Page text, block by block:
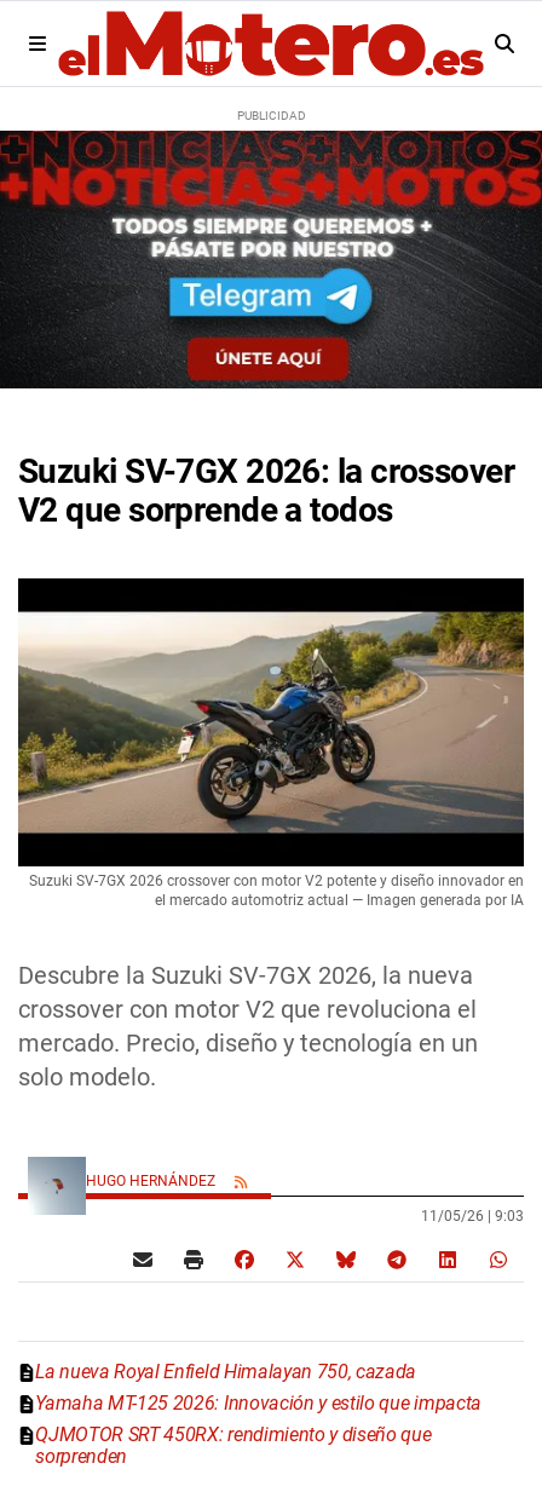
Suzuki SV-7GX 2026: la crossover
V2 que sorprende a todos
Descubre la Suzuki SV-7GX 2026, la nueva
crossover con motor V2 que revoluciona el
mercado. Precio, diseño y tecnología en un
solo modelo.
Suzuki SV-7GX 2026 crossover con motor V2 potente y diseño innovador en
el mercado automotriz actual — Imagen generada por IA
HUGO HERNÁNDEZ
11/05/26 | 9:03
La nueva Royal Enfield Himalayan 750, cazada
Yamaha MT-125 2026: Innovación y estilo que impacta
QJMOTOR SRT 450RX: rendimiento y diseño que
sorprenden